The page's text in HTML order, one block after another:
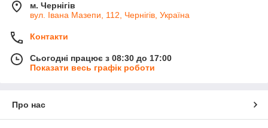
м. Чернігів
вул. Івана Мазепи, 112, Чернігів, Україна
Контакти
Сьогодні працює з 08:30 до 17:00
Показати весь графік роботи
Про нас